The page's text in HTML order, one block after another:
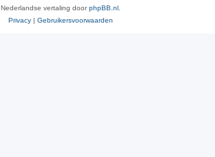
Nederlandse vertaling doorphpBB.nl
Privacy | Gebruikersvoorwaarden